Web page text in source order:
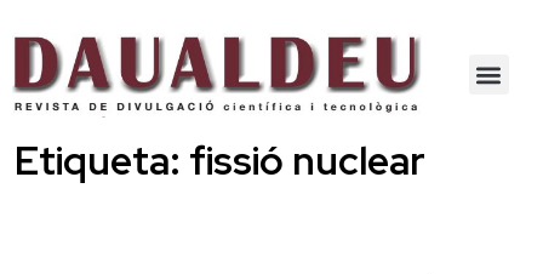
Etiqueta: fissió nuclear